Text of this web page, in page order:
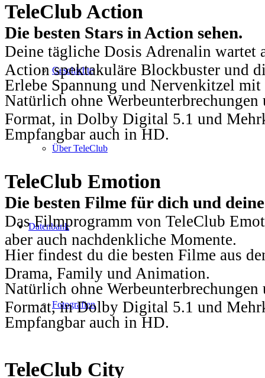
Geschichte
Über TeleClub
Datenbank
Fotografien
TeleClub Action
Die besten Stars in Action sehen.
Deine tägliche Dosis Adrenalin wartet
Action spektakuläre Blockbuster und
Erlebe Spannung und Nervenkitzel
Natürlich ohne
Format, in Dolby Digital 5.1 und
Empfangbar auch in HD.
TeleClub Emotion
Die besten Filme für dich und
Das Filmprogramm von TeleClub
aber auch nachdenkliche Momente.
Hier findest du die besten Filme aus
Drama, Family und Animation.
Natürlich ohne
Format, in Dolby Digital 5.1 und
Empfangbar auch in HD.
TeleClub City